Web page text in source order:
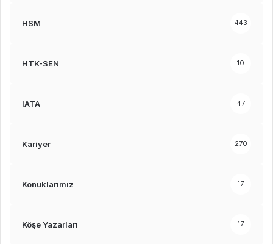
HSM 443
HTK-SEN 10
IATA 47
Kariyer 270
Konuklarımız 17
Köşe Yazarları 17